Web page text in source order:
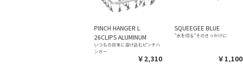
PINCH HANGER L
26CLIPS ALUMINUM
いつもの日常に溶け込むピンチハ
ンガー
￥2,310
SQUEEGEE BLUE
"水を切る"そのきっかけに
￥1,100